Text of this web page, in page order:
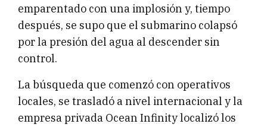
emparentado con una implosión y, tiempo
después, se supo que el submarino colapsó
por la presión del agua al descender sin
control.
La búsqueda que comenzó con operativos
locales, se trasladó a nivel internacional y la
empresa privada Ocean Infinity localizó los